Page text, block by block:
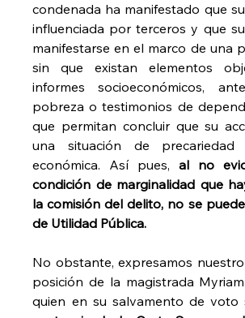
condenada ha manifestado que
influenciada por terceros y que
manifestarse en el marco de una
sin que existan elementos
informes socioeconómicos,
pobreza o testimonios de
que permitan concluir que su
una situación de precariedad
económica. Así pues, al no
condición de marginalidad que
la comisión del delito, no se
de Utilidad Pública.
No obstante, expresamos
posición de la magistrada
quien en su salvamento de